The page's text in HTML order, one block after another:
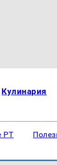
Кулинария
РТ